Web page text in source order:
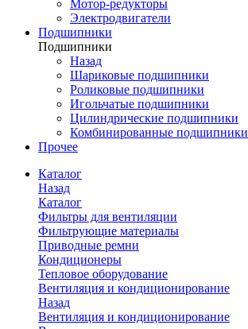
Мотор-редукторы
Электродвигатели
Подшипники
Подшипники
Назад
Шариковые подшипники
Роликовые подшипники
Игольчатые подшипники
Цилиндрические подшипники
Комбинированные подшипники
Прочее
Каталог
Назад
Каталог
Фильтры для вентиляции
Фильтрующие материалы
Приводные ремни
Кондиционеры
Тепловое оборудование
Вентиляция и кондиционирование
Назад
Вентиляция и кондиционирование